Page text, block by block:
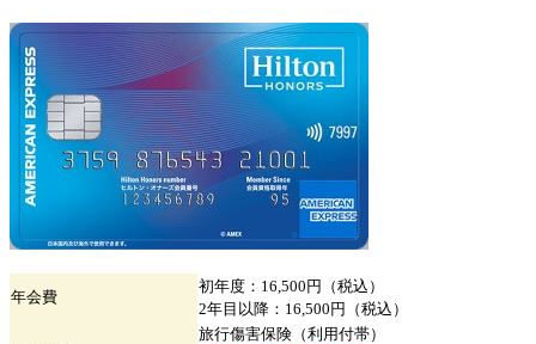
年会費
初年度：16,500円（税込）
2年目以降：16,500円（税込）
旅行傷害保険（利用付帯）